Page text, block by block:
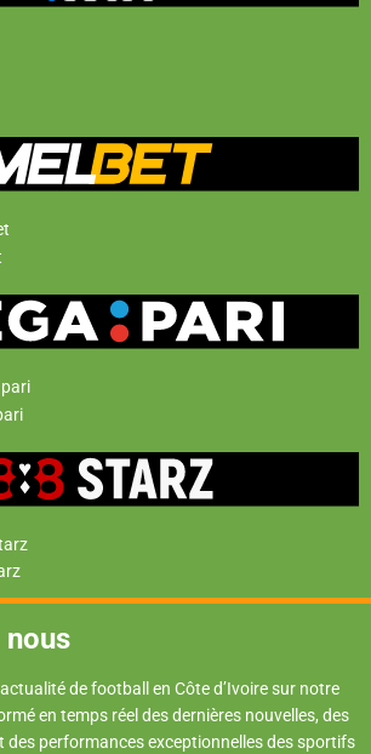
de football en Côte d’Ivoire sur notre
en temps réel des dernières nouvelles, des
performances exceptionnelles des sportifs